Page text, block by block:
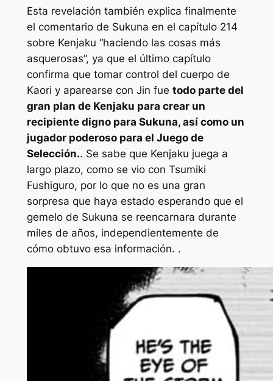
Esta revelación también explica finalmente
el comentario de Sukuna en el capítulo 214
sobre Kenjaku “haciendo las cosas más
asquerosas”, ya que el último capítulo
confirma que tomar control del cuerpo de
Kaori y aparearse con Jin fue todo parte del
gran plan de Kenjaku para crear un
recipiente digno para Sukuna, así como un
jugador poderoso para el Juego de
Selección.. Se sabe que Kenjaku juega a
largo plazo, como se vio con Tsumiki
Fushiguro, por lo que no es una gran
sorpresa que haya estado esperando que el
gemelo de Sukuna se reencarnara durante
miles de años, independientemente de
cómo obtuvo esa información. .